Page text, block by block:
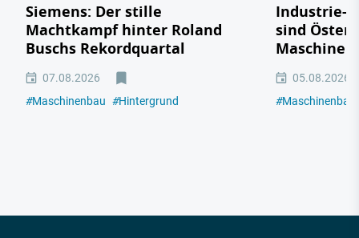
Siemens: Der stille
Machtkampf hinter Roland
Buschs Rekordquartal
07.08.2026
#Maschinenbau #Hintergrund
Industrie-
sind
05.08.2026
#Maschinenbau